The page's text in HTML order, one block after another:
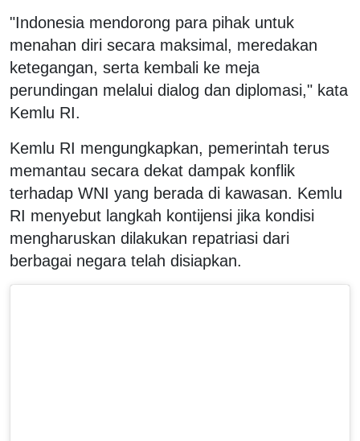
"Indonesia mendorong para pihak untuk
menahan diri secara maksimal, meredakan
ketegangan, serta kembali ke meja
perundingan melalui dialog dan diplomasi," kata
Kemlu RI.
Kemlu RI mengungkapkan, pemerintah terus
memantau secara dekat dampak konflik
terhadap WNI yang berada di kawasan. Kemlu
RI menyebut langkah kontijensi jika kondisi
mengharuskan dilakukan repatriasi dari
berbagai negara telah disiapkan.